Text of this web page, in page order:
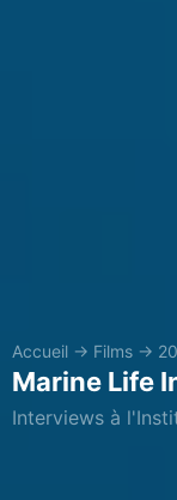
Accueil → Films →
Marine Life
Interviews à